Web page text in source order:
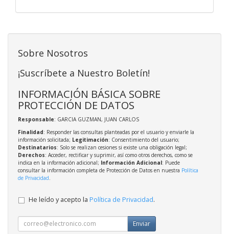
Sobre Nosotros
¡Suscríbete a Nuestro Boletín!
INFORMACIÓN BÁSICA SOBRE
PROTECCIÓN DE DATOS
Responsable: GARCIA GUZMAN, JUAN CARLOS
Finalidad: Responder las consultas planteadas por el usuario y enviarle la
información solicitada; Legitimación: Consentimiento del usuario;
Destinatarios: Solo se realizan cesiones si existe una obligación legal;
Derechos: Acceder, rectificar y suprimir, así como otros derechos, como se
indica en la información adicional; Información Adicional: Puede
consultar la información completa de Protección de Datos en nuestra Política
de Privacidad
He leído y acepto la Política de Privacidad.
Enviar